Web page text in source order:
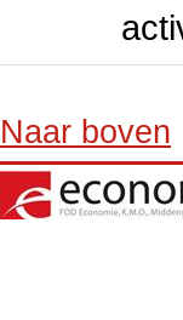
Naar boven